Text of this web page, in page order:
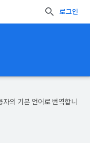
로그인
의 기본 언어로 번역합니